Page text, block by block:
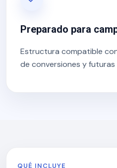
Preparado para
Estructura compatible
de conversiones y futuras
QUÉ INCLUYE